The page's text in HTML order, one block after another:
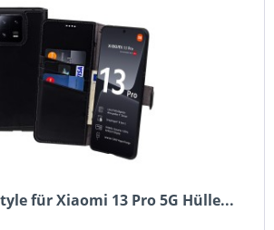
für Xiaomi 13 Pro 5G Hülle...